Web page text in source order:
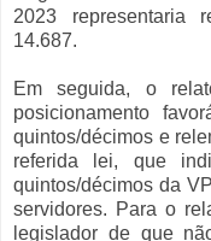
2023 representaria
14.687.
Em seguida, o
posicionamento
quintos/décimos e
referida lei, que
quintos/décimos da
servidores. Para o
legislador de que